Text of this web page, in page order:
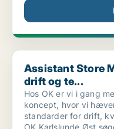
Assistant Store Manager
Assistant Store
drift og te...
Hos OK er vi i gang
koncept, hvor vi
standarder for drift,